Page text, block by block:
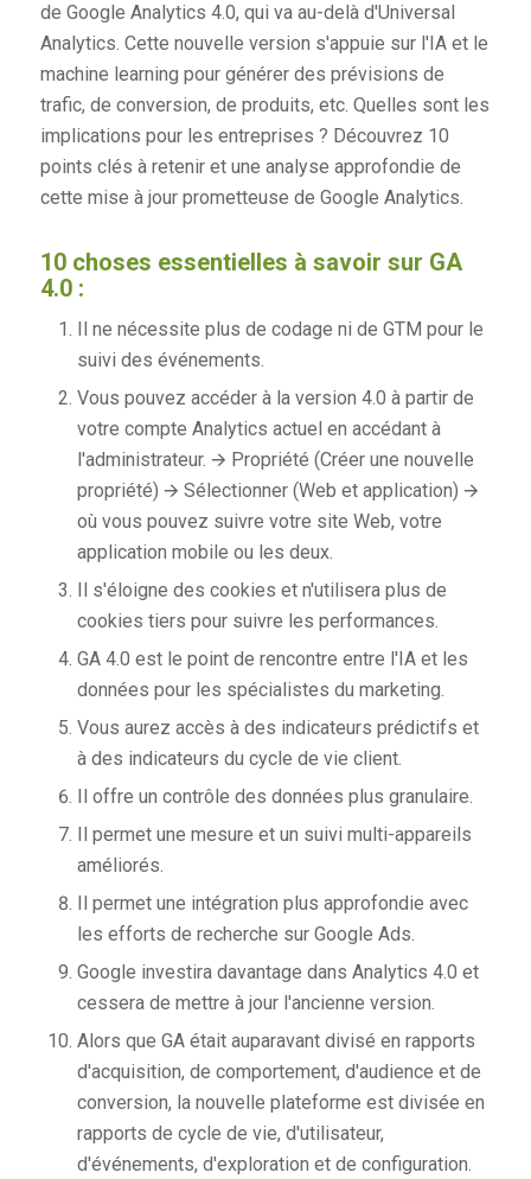
de Google Analytics 4.0, qui va au-delà d'Universal
Analytics. Cette nouvelle version s'appuie sur l'IA et le
machine learning pour générer des prévisions de
trafic, de conversion, de produits, etc. Quelles sont les
implications pour les entreprises ? Découvrez 10
points clés à retenir et une analyse approfondie de
cette mise à jour prometteuse de Google Analytics.
10 choses essentielles à savoir sur GA
4.0 :
Il ne nécessite plus de codage ni de GTM pour le
suivi des événements.
Vous pouvez accéder à la version 4.0 à partir de
votre compte Analytics actuel en accédant à
l'administrateur. 🡪 Propriété (Créer une nouvelle
propriété) 🡪 Sélectionner (Web et application) 🡪
où vous pouvez suivre votre site Web, votre
application mobile ou les deux.
Il s'éloigne des cookies et n'utilisera plus de
cookies tiers pour suivre les performances.
GA 4.0 est le point de rencontre entre l'IA et les
données pour les spécialistes du marketing.
Vous aurez accès à des indicateurs prédictifs et
à des indicateurs du cycle de vie client.
Il offre un contrôle des données plus granulaire.
Il permet une mesure et un suivi multi-appareils
améliorés.
Il permet une intégration plus approfondie avec
les efforts de recherche sur Google Ads.
Google investira davantage dans Analytics 4.0 et
cessera de mettre à jour l'ancienne version.
Alors que GA était auparavant divisé en rapports
d'acquisition, de comportement, d'audience et de
conversion, la nouvelle plateforme est divisée en
rapports de cycle de vie, d'utilisateur,
d'événements, d'exploration et de configuration.